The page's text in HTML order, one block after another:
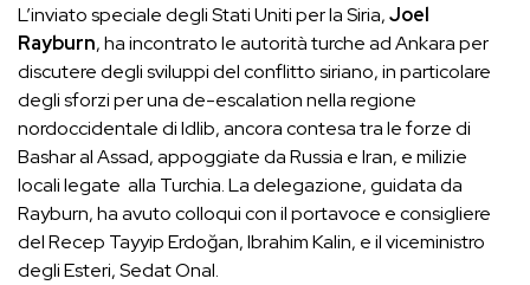
L’inviato speciale degli Stati Uniti per la Siria,Joel
Rayburn, ha incontrato le autorità turche ad Ankara per
discutere degli sviluppi del conflitto siriano, in particolare
degli sforzi per una de-escalation nella regione
nordoccidentale di Idlib, ancora contesa tra le forze di
Bashar al Assad, appoggiate da Russia e Iran, e milizie
locali legate alla Turchia. La delegazione, guidata da
Rayburn, ha avuto colloqui con il portavoce e consigliere
del Recep Tayyip Erdoğan, Ibrahim Kalin, e il viceministro
degli Esteri, Sedat Onal.